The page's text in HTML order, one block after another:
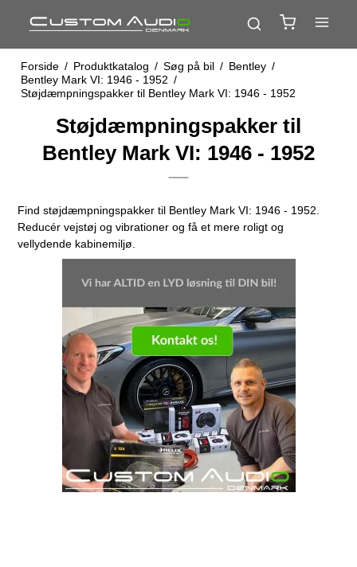
Forside / Produktkatalog / Søg på bil / Bentley /
Bentley Mark VI: 1946 - 1952 /
Støjdæmpningspakker til Bentley Mark VI: 1946 - 1952
Støjdæmpningspakker til
Bentley Mark VI: 1946 - 1952
Find støjdæmpningspakker til Bentley Mark VI: 1946 - 1952.
Reducér vejstøj og vibrationer og få et mere roligt og
vellydende kabinemiljø.